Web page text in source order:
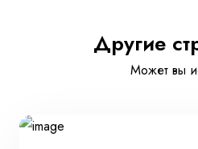
Другие
Может вы